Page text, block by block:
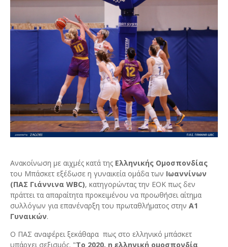
Ανακοίνωση με αιχμές κατά της Ελληνικής Ομοσπονδίας
του Μπάσκετ εξέδωσε η γυναικεία ομάδα των Ιωαννίνων
(ΠΑΣ Γιάννινα WBC), κατηγορώντας την ΕΟΚ πως δεν
πράττει τα απαραίτητα προκειμένου να προωθήσει αίτημα
συλλόγων για επανέναρξη του πρωταθλήματος στην Α1
Γυναικών.
Ο ΠΑΣ αναφέρει ξεκάθαρα πως στο ελληνικό μπάσκετ
υπάρχει σεξισμός. "Το 2020, η ελληνική ομοσπονδία